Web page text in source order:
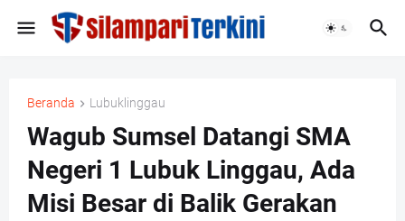
Beranda Lubuklinggau
Wagub Sumsel Datangi SMA
Negeri 1 Lubuk Linggau, Ada
Misi Besar di Balik Gerakan